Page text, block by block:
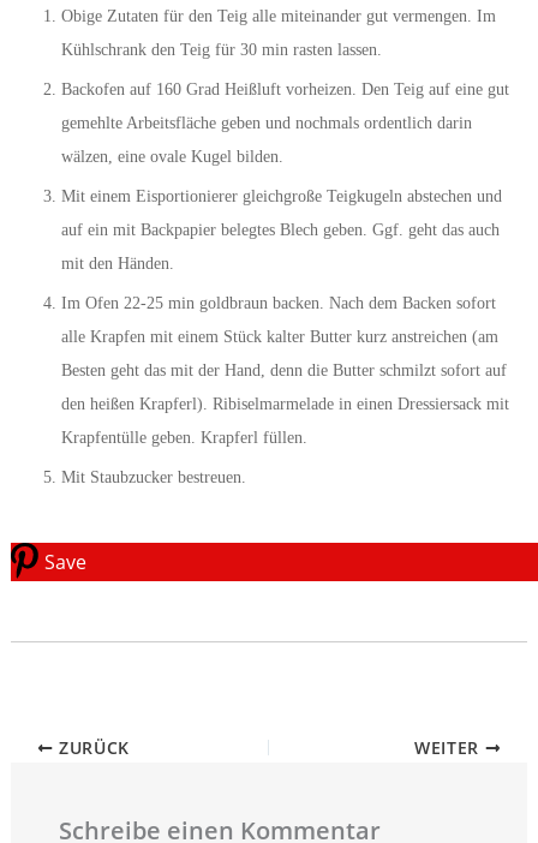
Obige Zutaten für den Teig alle miteinander gut vermengen. Im
Kühlschrank den Teig für 30 min rasten lassen.
Backofen auf 160 Grad Heißluft vorheizen. Den Teig auf eine gut
gemehlte Arbeitsfläche geben und nochmals ordentlich darin
wälzen, eine ovale Kugel bilden.
Mit einem Eisportionierer gleichgroße Teigkugeln abstechen und
auf ein mit Backpapier belegtes Blech geben. Ggf. geht das auch
mit den Händen.
Im Ofen 22-25 min goldbraun backen. Nach dem Backen sofort
alle Krapfen mit einem Stück kalter Butter kurz anstreichen (am
Besten geht das mit der Hand, denn die Butter schmilzt sofort auf
den heißen Krapferl). Ribiselmarmelade in einen Dressiersack mit
Krapfentülle geben. Krapferl füllen.
Mit Staubzucker bestreuen.
Save
ZURÜCK WEITER
Schreibe einen Kommentar